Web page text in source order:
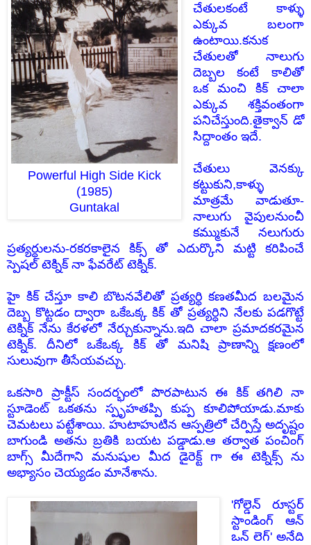
Powerful High Side Kick
(1985)
Guntakal
చేతులకంటే కాళ్ళు
ఎక్కువ బలంగా
ఉంటాయి.కనుక
చేతులతో నాలుగు
దెబ్బల కంటే కాలితో
ఒక మంచి కిక్ చాలా
ఎక్కువ శక్తివంతంగా
పనిచేస్తుంది.తైక్వాన్ డో
సిద్దాంతం ఇదే.
చేతులు వెనక్కు
కట్టుకుని,కాళ్ళు
మాత్రమే వాడుతూ-
నాలుగు వైపులనుంచీ
కమ్ముకునే నలుగురు
ప్రత్యర్ధులను-రకరకాలైన కిక్స్ తో ఎదుర్కొని మట్టి కరిపించే
స్పెషల్ టెక్నిక్ నా ఫేవరేట్ టెక్నిక్.
హై కిక్ చేస్తూ కాలి బొటనవేలితో ప్రత్యర్ధి కణతమీద బలమైన
దెబ్బ కొట్టడం ద్వారా ఒకేఒక్క కిక్ తో ప్రత్యర్ధిని నేలకు పడగొట్టే
టెక్నిక్ నేను కేరళలో నేర్చుకున్నాను.ఇది చాలా ప్రమాదకరమైన
టెక్నిక్. దీనిలో ఒకేఒక్క కిక్ తో మనిషి ప్రాణాన్ని క్షణంలో
సులువుగా తీసేయవచ్చు.
ఒకసారి ప్రాక్టీస్ సందర్భంలో పొరపాటున ఈ కిక్ తగిలి నా
స్టూడెంట్ ఒకతను స్పృహతప్పి కుప్ప కూలిపోయాడు.మాకు
చెమటలు పట్టేశాయి. హుటాహుటిన ఆస్పత్రిలో చేర్పిస్తే అదృష్టం
బాగుండి అతను బ్రతికి బయట పడ్డాడు.ఆ తర్వాత పంచింగ్
బాగ్స్ మీదేగాని మనుషుల మీద డైరెక్ట్ గా ఈ టెక్నిక్స్ ను
అభ్యాసం చెయ్యడం మానేశాను.
'గోల్డెన్ రూస్టర్
స్టాండింగ్ ఆన్
ఒన్ లెగ్' అనేది